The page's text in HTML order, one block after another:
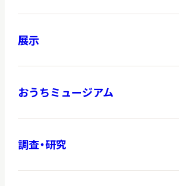
展示
おうちミュージアム
調査・研究